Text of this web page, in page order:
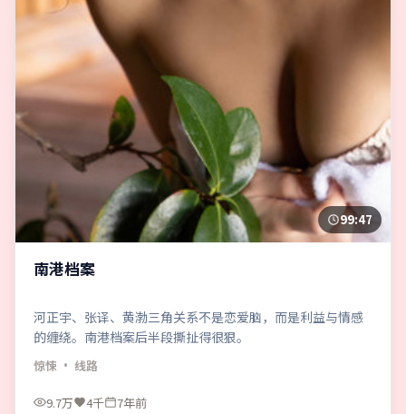
99:47
南港档案
河正宇、张译、黄渤三角关系不是恋爱脑，而是利益与情感
的缠绕。南港档案后半段撕扯得很狠。
惊悚 · 线路
9.7万 4千 7年前